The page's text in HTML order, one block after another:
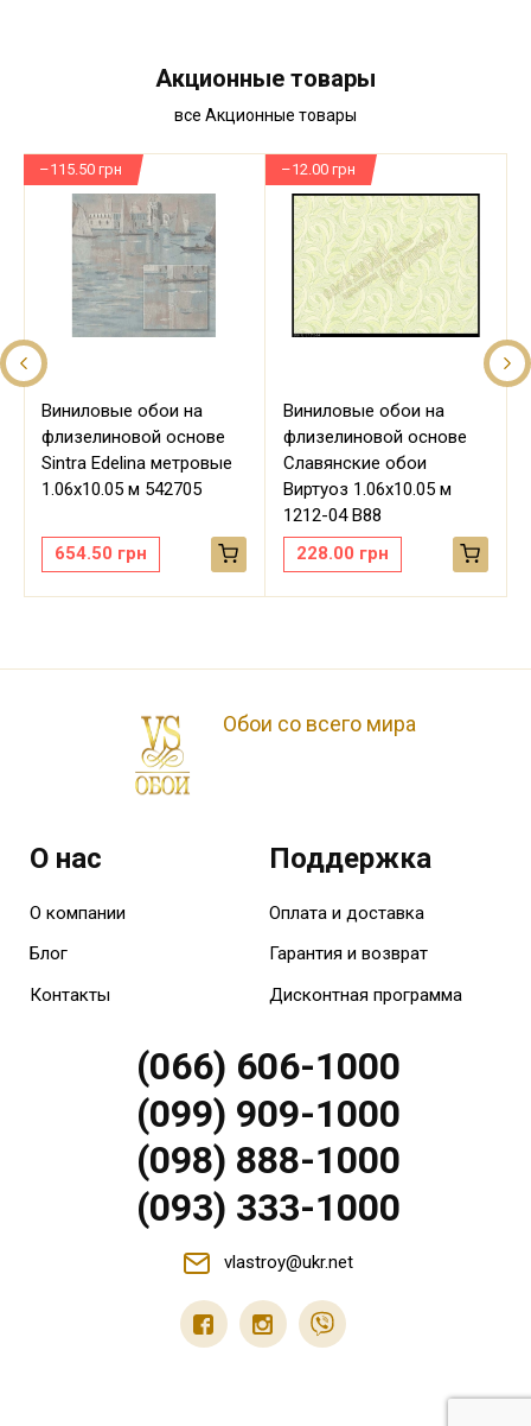
Акционные товары
все Акционные товары
Виниловые обои на
флизелиновой основе
Sintra Edelina метровые
1.06х10.05 м 542705
654.50 грн
–115.50 грн
Виниловые обои на
флизелиновой основе
Славянские обои
Виртуоз 1.06х10.05 м
1212-04 В88
228.00 грн
–12.00 грн
Обои со всего мира
О нас
О компании
Блог
Контакты
Поддержка
Оплата и доставка
Гарантия и возврат
Дисконтная программа
(066) 606-1000
(099) 909-1000
(098) 888-1000
(093) 333-1000
vlastroy@ukr.net